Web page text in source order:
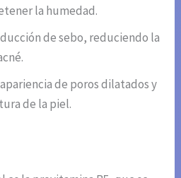
la humedad.
de sebo, reduciendo la
de poros dilatados y
de la piel.